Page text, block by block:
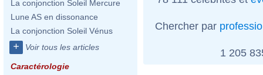
La conjonction Soleil Mercure
Lune AS en dissonance
La conjonction Soleil Vénus
+ Voir tous les articles
Caractérologie
Chercher par
1 205